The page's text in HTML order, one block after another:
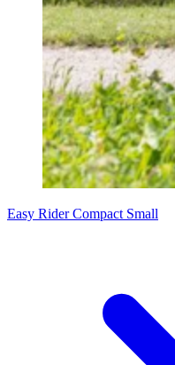
Easy Rider Compact Small